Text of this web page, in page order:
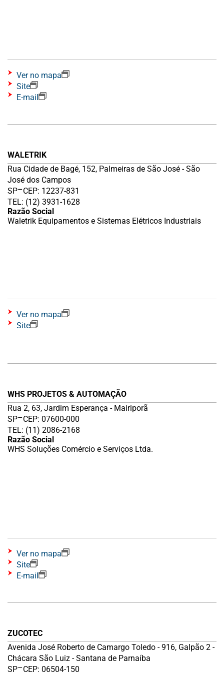
Ver no mapa
Site
E-mail
WALETRIK
Rua Cidade de Bagé, 152, Palmeiras de São José - São
José dos Campos
SP–CEP: 12237-831
TEL: (12) 3931-1628
Razão Social
Waletrik Equipamentos e Sistemas Elétricos Industriais
Ver no mapa
Site
WHS PROJETOS & AUTOMAÇÃO
Rua 2, 63, Jardim Esperança - Mairiporã
SP–CEP: 07600-000
TEL: (11) 2086-2168
Razão Social
WHS Soluções Comércio e Serviços Ltda.
Ver no mapa
Site
E-mail
ZUCOTEC
Avenida José Roberto de Camargo Toledo - 916, Galpão 2 -
Chácara São Luiz - Santana de Parnaíba
SP–CEP: 06504-150